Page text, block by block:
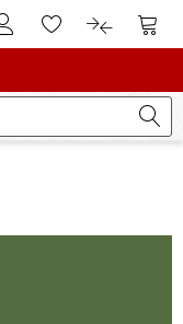
Vers le compte client
Vers la liste
Vers le